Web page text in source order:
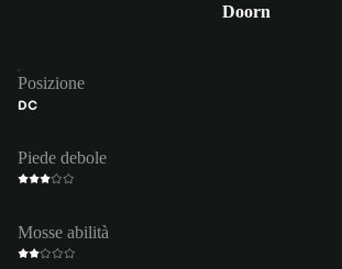
Doorn
Posizione
DC
Piede debole
Mosse abilità